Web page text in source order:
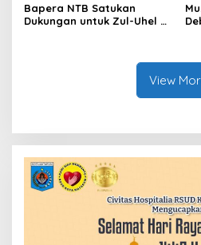
Bapera NTB Satukan
Dukungan untuk Zul-Uhel di
View